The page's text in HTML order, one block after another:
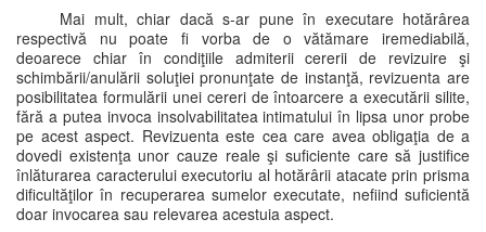
Mai mult, chiar dacă s-ar pune în executare hotărârea
respectivă nu poate fi vorba de o vătămare iremediabilă,
deoarece chiar în condiţiile admiterii cererii de revizuire şi
schimbării/anulării soluţiei pronunţate de instanţă, revizuenta are
posibilitatea formulării unei cereri de întoarcere a executării silite,
fără a putea invoca insolvabilitatea intimatului în lipsa unor probe
pe acest aspect. Revizuenta este cea care avea obligaţia de a
dovedi existenţa unor cauze reale şi suficiente care să justifice
înlăturarea caracterului executoriu al hotărârii atacate prin prisma
dificultăţilor în recuperarea sumelor executate, nefiind suficientă
doar invocarea sau relevarea acestuia aspect.